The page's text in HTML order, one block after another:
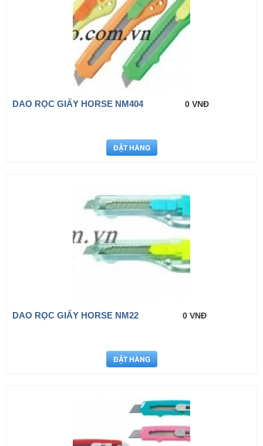
DAO RỌC GIẤY HORSE NM404 0 VNĐ
DAO RỌC GIẤY HORSE NM22 0 VNĐ